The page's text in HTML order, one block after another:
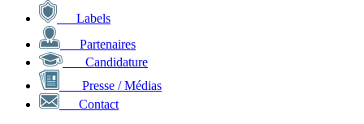
Labels
Partenaires
Candidature
Presse / Médias
Contact